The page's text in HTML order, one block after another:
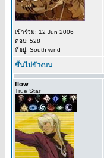
เข้าร่วม: 12 Jun 2006
ตอบ: 528
ที่อยู่: South wind
ขึ้นไปข้างบน
flow
True Star